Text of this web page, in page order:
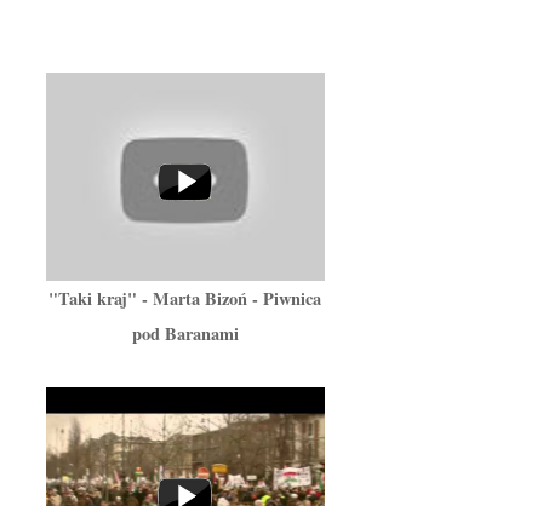
"Taki kraj" - Marta Bizoń - Piwnica
pod Baranami